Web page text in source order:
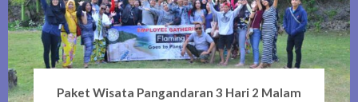
Paket Wisata Pangandaran 3 Hari 2 Malam